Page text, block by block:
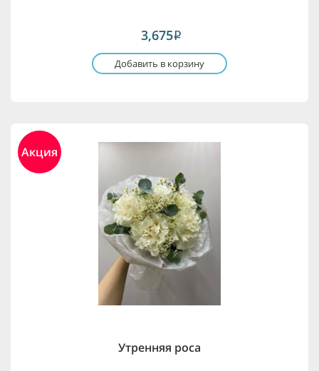
3,675i
Добавить в корзину
Акция
Утренняя роса